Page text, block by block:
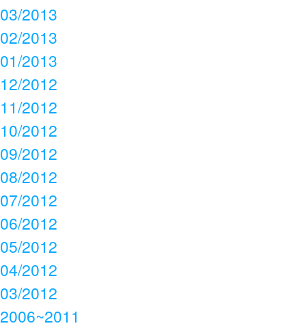
03/2013
02/2013
01/2013
12/2012
11/2012
10/2012
09/2012
08/2012
07/2012
06/2012
05/2012
04/2012
03/2012
2006~2011